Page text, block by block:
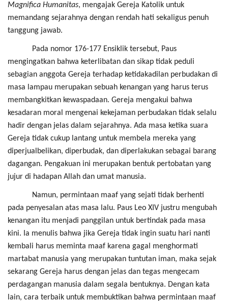
Magnifica Humanitas, mengajak Gereja Katolik untuk
memandang sejarahnya dengan rendah hati sekaligus penuh
tanggung jawab.
Pada nomor 176-177 Ensiklik tersebut, Paus
mengingatkan bahwa keterlibatan dan sikap tidak peduli
sebagian anggota Gereja terhadap ketidakadilan perbudakan di
masa lampau merupakan sebuah kenangan yang harus terus
membangkitkan kewaspadaan. Gereja mengakui bahwa
kesadaran moral mengenai kekejaman perbudakan tidak selalu
hadir dengan jelas dalam sejarahnya. Ada masa ketika suara
Gereja tidak cukup lantang untuk membela mereka yang
diperjualbelikan, diperbudak, dan diperlakukan sebagai barang
dagangan. Pengakuan ini merupakan bentuk pertobatan yang
jujur di hadapan Allah dan umat manusia.
Namun, permintaan maaf yang sejati tidak berhenti
pada penyesalan atas masa lalu. Paus Leo XIV justru mengubah
kenangan itu menjadi panggilan untuk bertindak pada masa
kini. Ia menulis bahwa jika Gereja tidak ingin suatu hari nanti
kembali harus meminta maaf karena gagal menghormati
martabat manusia yang merupakan tuntutan iman, maka sejak
sekarang Gereja harus dengan jelas dan tegas mengecam
perdagangan manusia dalam segala bentuknya. Dengan kata
lain, cara terbaik untuk membuktikan bahwa permintaan maaf